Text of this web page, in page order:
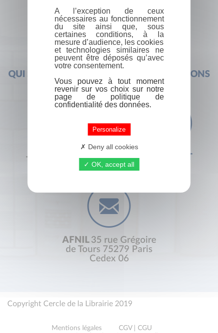
QUI SOMMES-NOUS ? FOIRE AUX QUESTIONS
+33 (0) 1 44 41 29 19 CONTACT
AFNIL 35 rue Grégoire
de Tours 75279 Paris
Cedex 06
Copyright Cercle de la Librairie 2019
Mentions légales
CGV | CGU
A l’exception de ceux
nécessaires au fonctionnement
du site ainsi que, sous
certaines conditions, à la
mesure d’audience, les cookies
et technologies similaires ne
peuvent être déposés qu’avec
votre consentement.
Vous pouvez à tout moment
revenir sur vos choix sur notre
page de politique de
confidentialité des données.
Personalize
Deny all cookies
OK, accept all